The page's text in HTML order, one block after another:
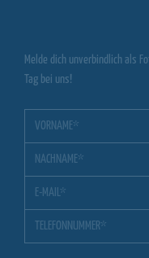
Melde dich unverbindlich als
Tag bei uns!